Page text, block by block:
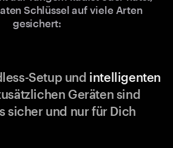
Schlüssel auf viele Arten
gesichert:
Setup und intelligenten
Geräten sind
sicher und nur für Dich